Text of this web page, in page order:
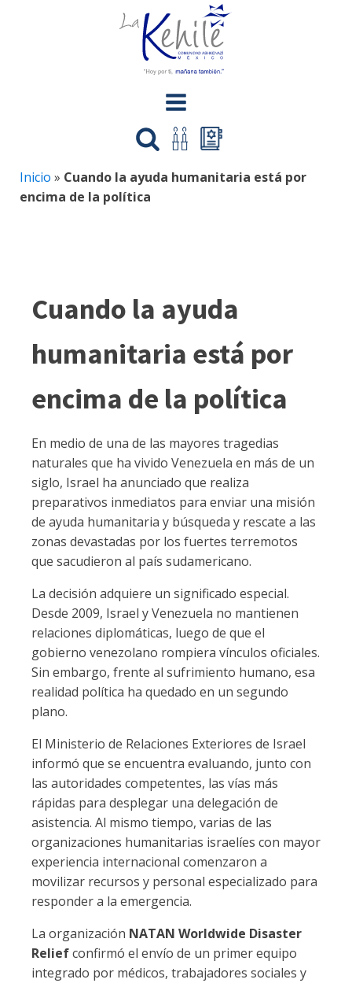
Inicio » Cuando la ayuda humanitaria está por
encima de la política
Cuando la ayuda
humanitaria está por
encima de la política
En medio de una de las mayores tragedias
naturales que ha vivido Venezuela en más de un
siglo, Israel ha anunciado que realiza
preparativos inmediatos para enviar una misión
de ayuda humanitaria y búsqueda y rescate a las
zonas devastadas por los fuertes terremotos
que sacudieron al país sudamericano.
La decisión adquiere un significado especial.
Desde 2009, Israel y Venezuela no mantienen
relaciones diplomáticas, luego de que el
gobierno venezolano rompiera vínculos oficiales.
Sin embargo, frente al sufrimiento humano, esa
realidad política ha quedado en un segundo
plano.
El Ministerio de Relaciones Exteriores de Israel
informó que se encuentra evaluando, junto con
las autoridades competentes, las vías más
rápidas para desplegar una delegación de
asistencia. Al mismo tiempo, varias de las
organizaciones humanitarias israelíes con mayor
experiencia internacional comenzaron a
movilizar recursos y personal especializado para
responder a la emergencia.
La organización NATAN Worldwide Disaster
Reliefconfirmó el envío de un primer equipo
integrado por médicos, trabajadores sociales y